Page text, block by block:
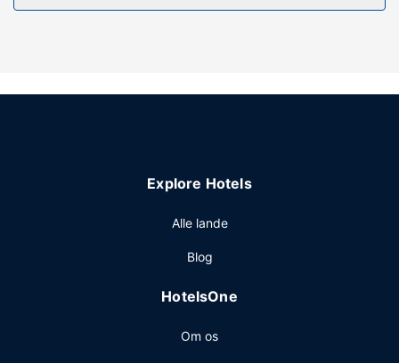
skønne udsigt, og du kan nyde godt af faciliteter, såsom
Gæsterne har blandt andet adgang til et forretningscenter,
Explore Hotels
Alle lande
Blog
HotelsOne
Om os